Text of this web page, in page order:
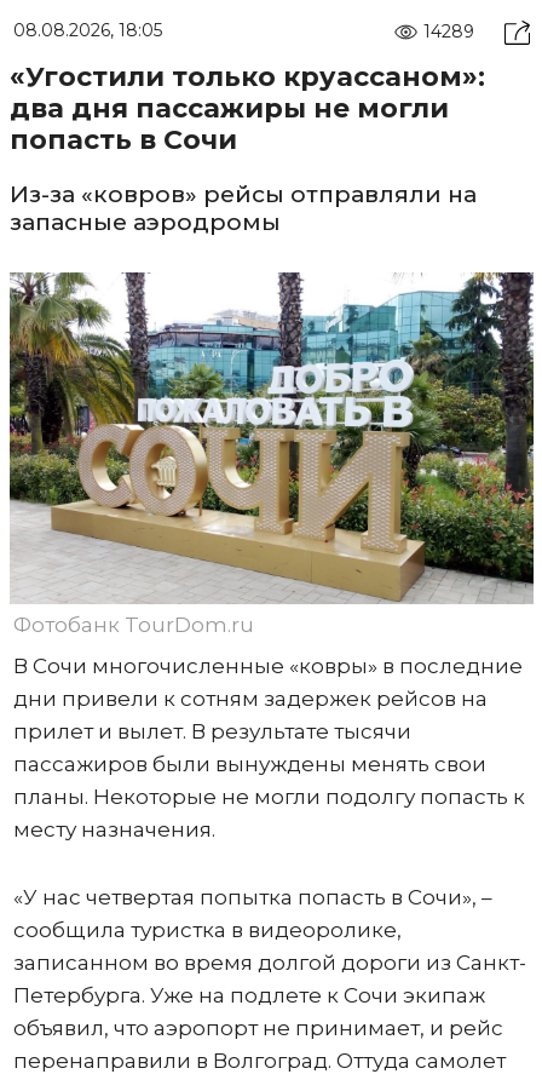
08.08.2026, 18:05 14289
«Угостили только круассаном»:
два дня пассажиры не могли
попасть в Сочи
Из-за «ковров» рейсы отправляли на
запасные аэродромы
Фотобанк TourDom.ru
В Сочи многочисленные «ковры» в последние
дни привели к сотням задержек рейсов на
прилет и вылет. В результате тысячи
пассажиров были вынуждены менять свои
планы. Некоторые не могли подолгу попасть к
месту назначения.
«У нас четвертая попытка попасть в Сочи», –
сообщила туристка в видеоролике,
записанном во время долгой дороги из Санкт-
Петербурга. Уже на подлете к Сочи экипаж
объявил, что аэропорт не принимает, и рейс
перенаправили в Волгоград. Оттуда самолет